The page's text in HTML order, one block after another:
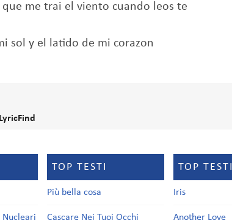
me trai el viento cuando leos te
sol y el latido de mi corazon
LyricFind
Nucleari
TOP TESTI
Più bella cosa
Cascare Nei Tuoi Occhi
TOP TESTI
Iris
Another Love